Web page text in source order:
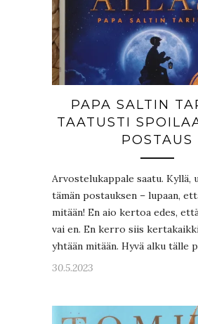
PAPA SALTIN
TAATUSTI
POSTAUS
Arvostelukappale saatu. Kyllä,
tämän postauksen – lupaan,
mitään! En aio kertoa edes,
vai en. En kerro siis
yhtään mitään. Hyvä alku tälle
30.5.2023